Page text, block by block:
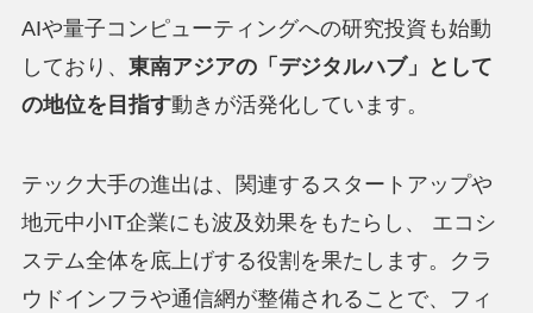
AIや量子コンピューティングへの研究投資も始動
しており、 東南アジアの「デジタルハブ」として
の地位を目指す動きが活発化しています。
テック大手の進出は、関連するスタートアップや
地元中小IT企業にも波及効果をもたらし、 エコシ
ステム全体を底上げする役割を果たします。クラ
ウドインフラや通信網が整備されることで、フィ